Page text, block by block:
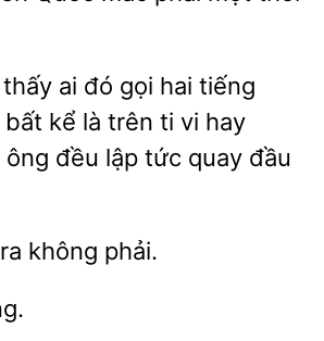
thấy ai đó gọi
tiếng
bất kể là trên ti vi hay
đều lập tức quay đầu